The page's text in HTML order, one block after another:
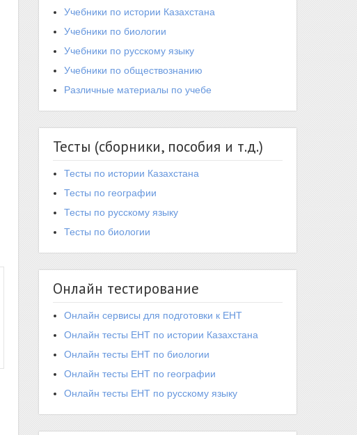
Учебники по истории Казахстана
Учебники по биологии
Учебники по русскому языку
Учебники по обществознанию
Различные материалы по учебе
Тесты (сборники, пособия и т.д.)
Тесты по истории Казахстана
Тесты по географии
Тесты по русскому языку
Тесты по биологии
Онлайн тестирование
Онлайн сервисы для подготовки к ЕНТ
Онлайн тесты ЕНТ по истории Казахстана
Онлайн тесты ЕНТ по биологии
Онлайн тесты ЕНТ по географии
Онлайн тесты ЕНТ по русскому языку